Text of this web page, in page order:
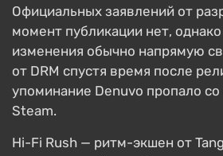
Официальных заявлений от
момент публикации нет,
изменения обычно напрямую
от DRM спустя время после
упоминание Denuvo пропало
Steam.
Hi-Fi Rush — ритм-экшен от